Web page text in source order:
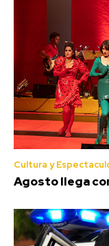
Cultura y
Agosto llega